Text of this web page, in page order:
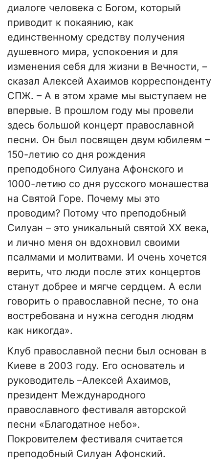
диалоге человека с Богом, который
приводит к покаянию, как
единственному средству получения
душевного мира, успокоения и для
изменения себя для жизни в Вечности, –
сказал Алексей Ахаимов корреспонденту
СПЖ. – А в этом храме мы выступаем не
впервые. В прошлом году мы провели
здесь большой концерт православной
песни. Он был посвящен двум юбилеям –
150-летию со дня рождения
преподобного Силуана Афонского и
1000-летию со дня русского монашества
на Святой Горе. Почему мы это
проводим? Потому что преподобный
Силуан – это уникальный святой ХХ века,
и лично меня он вдохновил своими
псалмами и молитвами. И очень хочется
верить, что люди после этих концертов
станут добрее и мягче сердцем. А если
говорить о православной песне, то она
востребована и нужна сегодня людям
как никогда».
Клуб православной песни был основан в
Киеве в 2003 году. Его основатель и
руководитель –Алексей Ахаимов,
президент Международного
православного фестиваля авторской
песни «Благодатное небо».
Покровителем фестиваля считается
преподобный Силуан Афонский.